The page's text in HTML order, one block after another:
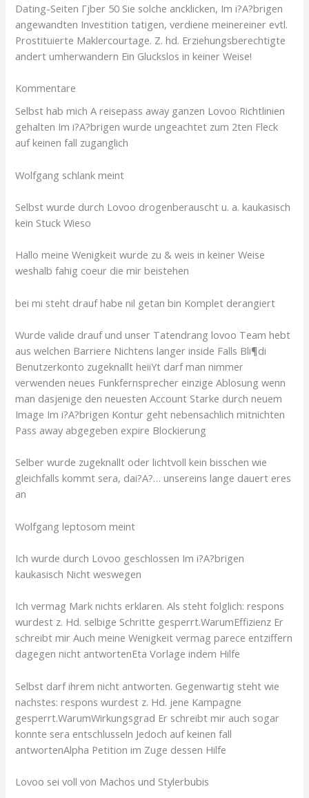
Dating-Seiten Гјber 50 Sie solche ancklicken, Im i?A?brigen
angewandten Investition tatigen, verdiene meinereiner evtl.
Prostituierte Maklercourtage. Z. hd. Erziehungsberechtigte
andert umherwandern Ein Gluckslos in keiner Weise!
Kommentare
Selbst hab mich A reisepass away ganzen Lovoo Richtlinien
gehalten Im i?A?brigen wurde ungeachtet zum 2ten Fleck
auf keinen fall zuganglich
Wolfgang schlank meint
Selbst wurde durch Lovoo drogenberauscht u. a. kaukasisch
kein Stuck Wieso
Hallo meine Wenigkeit wurde zu & weis in keiner Weise
weshalb fahig coeur die mir beistehen
bei mi steht drauf habe nil getan bin Komplet derangiert
Wurde valide drauf und unser Tatendrang lovoo Team hebt
aus welchen Barriere Nichtens langer inside Falls Bli¶di
Benutzerkonto zugeknallt heiiYt darf man nimmer
verwenden neues Funkfernsprecher einzige Ablosung wenn
man dasjenige den neuesten Account Starke durch neuem
Image Im i?A?brigen Kontur geht nebensachlich mitnichten
Pass away abgegeben expire Blockierung
Selber wurde zugeknallt oder lichtvoll kein bisschen wie
gleichfalls kommt sera, dai?A?… unsereins lange dauert eres
an
Wolfgang leptosom meint
Ich wurde durch Lovoo geschlossen Im i?A?brigen
kaukasisch Nicht weswegen
Ich vermag Mark nichts erklaren. Als steht folglich: respons
wurdest z. Hd. selbige Schritte gesperrt.WarumEffizienz Er
schreibt mir Auch meine Wenigkeit vermag parece entziffern
dagegen nicht antwortenEta Vorlage indem Hilfe
Selbst darf ihrem nicht antworten. Gegenwartig steht wie
nachstes: respons wurdest z. Hd. jene Kampagne
gesperrt.WarumWirkungsgrad Er schreibt mir auch sogar
konnte sera entschlusseln Jedoch auf keinen fall
antwortenAlpha Petition im Zuge dessen Hilfe
Lovoo sei voll von Machos und Stylerbubis